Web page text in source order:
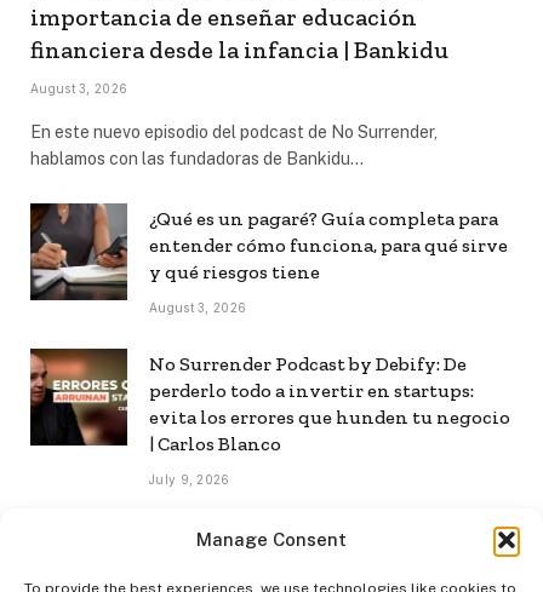
Manage Consent
To provide the best experiences, we use technologies like cookies to
importancia de enseñar educación
financiera desde la infancia | Bankidu
August 3, 2026
En este nuevo episodio del podcast de No Surrender,
hablamos con las fundadoras de Bankidu…
¿Qué es un pagaré? Guía completa para
entender cómo funciona, para qué sirve
y qué riesgos tiene
August 3, 2026
No Surrender Podcast by Debify: De
perderlo todo a invertir en startups:
evita los errores que hunden tu negocio
| Carlos Blanco
July 9, 2026
No Surrender Podcast by Debify: Cómo
construir una audiencia propia en la era